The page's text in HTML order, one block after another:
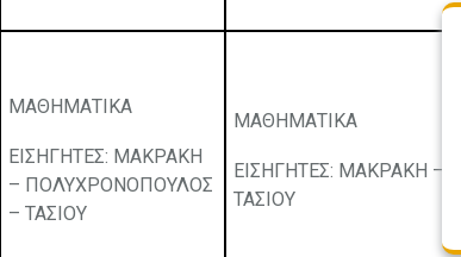
ΜΑΘΗΜΑΤΙΚΑ
ΕΙΣΗΓΗΤΕΣ: ΜΑΚΡΑΚΗ
– ΠΟΛΥΧΡΟΝΟΠΟΥΛΟΣ
– ΤΑΣΙΟΥ
ΜΑΘΗΜΑΤΙΚΑ
ΕΙΣΗΓΗΤΕΣ: ΜΑΚΡΑΚΗ –
ΤΑΣΙΟΥ